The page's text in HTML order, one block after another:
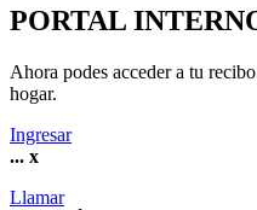
PORTAL
Ahora podes acceder a tu
hogar.
Ingresar
... x
Llamar